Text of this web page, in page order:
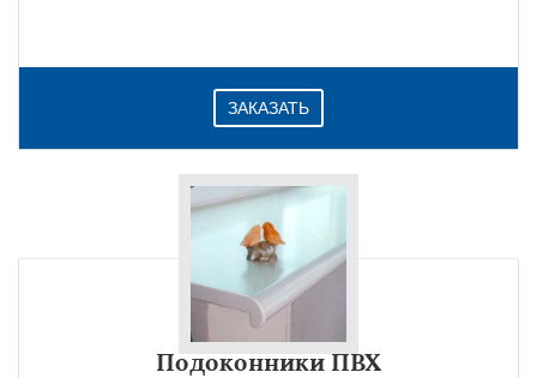
ЗАКАЗАТЬ
Подоконники ПВХ